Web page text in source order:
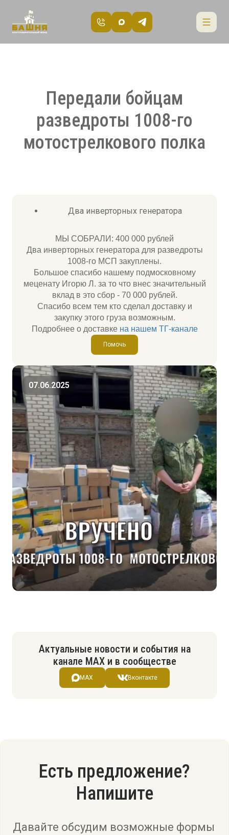
Передали бойцам
разведроты 1008-го
мотострелкового полка
Два инверторных генератора
МЫ СОБРАЛИ: 400 000 рублей
Два инверторных генератора для разведроты
1008-го МСП закуплены.
Большое спасибо нашему подмосковному
меценату Игорю Л. за то что внес значительный
вклад в это сбор - 70 000 рублей.
Спасибо всем тем кто сделал доставку и
закупку этого груза возможным.
Подробнее о доставке на нашем ТГ-канале
Помочь
07.06.2025
Актуальные новости и события на
канале МАХ и в сообществе
MAX Вконтакте
Есть предложение?
Напишите
Давайте обсудим возможные формы